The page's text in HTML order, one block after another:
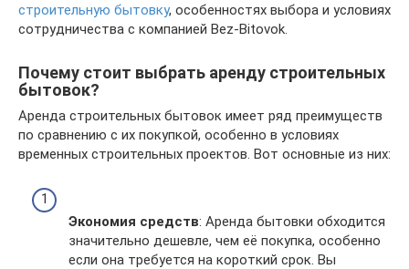
строительную бытовку, особенностях выбора и условиях
сотрудничества с компанией Bez-Bitovok.
Почему стоит выбрать аренду строительных
бытовок?
Аренда строительных бытовок имеет ряд преимуществ
по сравнению с их покупкой, особенно в условиях
временных строительных проектов. Вот основные из них:
Экономия средств: Аренда бытовки обходится
значительно дешевле, чем её покупка, особенно
если она требуется на короткий срок. Вы